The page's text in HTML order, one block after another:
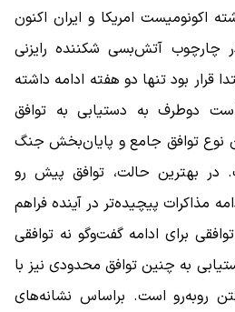
اکونومیست امریکا و ایران اکنون
چارچوب آتش‌بسی شکننده رایزنی
قرار بود تنها دو هفته ادامه داشته
دوطرف به دستیابی به توافق
آن نوع توافق جامع و پایان‌بخش جنگ
بهترین حالت، توافق پیش رو
مذاکرات پیچیده‌تر در آینده فراهم
برای ادامه گفت‌وگو نه توافقی
به چنین توافق محدودی نیز با
روبه‌رو است. براساس نشانه‌های